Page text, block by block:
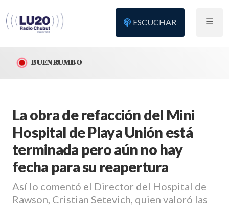
ESCUCHAR
BUEN RUMBO
La obra de refacción del Mini
Hospital de Playa Unión está
terminada pero aún no hay
fecha para su reapertura
Así lo comentó el Director del Hospital de
Rawson, Cristian Setevich, quien valoró las